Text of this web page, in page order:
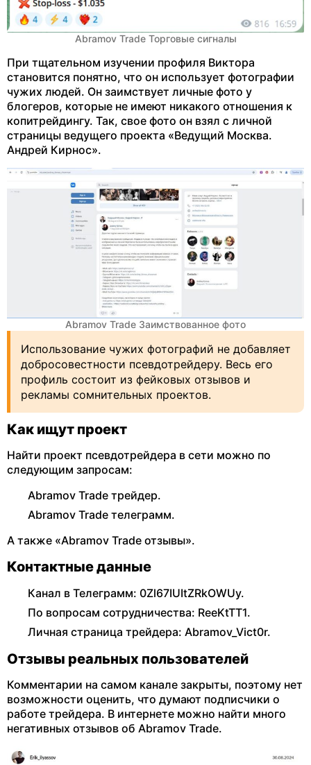
Abramov Trade Торговые сигналы
При тщательном изучении профиля Виктора
становится понятно, что он использует фотографии
чужих людей. Он заимствует личные фото у
блогеров, которые не имеют никакого отношения к
копитрейдингу. Так, свое фото он взял с личной
страницы ведущего проекта «Ведущий Москва.
Андрей Кирнос».
Abramov Trade Заимствованное фото
Использование чужих фотографий не добавляет
добросовестности псевдотрейдеру. Весь его
профиль состоит из фейковых отзывов и
рекламы сомнительных проектов.
Как ищут проект
Найти проект псевдотрейдера в сети можно по
следующим запросам:
Abramov Trade трейдер.
Abramov Trade телеграмм.
А также «Abramov Trade отзывы».
Контактные данные
Канал в Телеграмм: 0Zl67IUItZRkOWUy.
По вопросам сотрудничества: ReeKtTT1.
Личная страница трейдера: Abramov_Vict0r.
Отзывы реальных пользователей
Комментарии на самом канале закрыты, поэтому нет
возможности оценить, что думают подписчики о
работе трейдера. В интернете можно найти много
негативных отзывов об Abramov Trade.